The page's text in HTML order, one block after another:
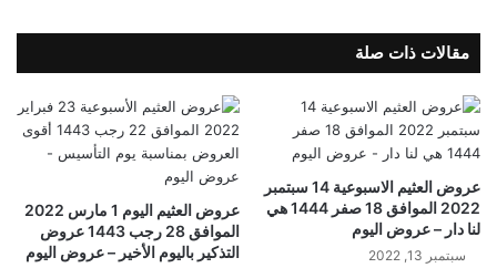
مقالات ذات صلة
عروض العثيم الاسبوعية 14 سبتمبر
2022 الموافق 18 صفر 1444 هي
لنا دار – عروض اليوم
سبتمبر 13, 2022
عروض العثيم اليوم 1 مارس 2022
الموافق 28 رجب 1443 عروض
التذكير باليوم الأخير – عروض اليوم